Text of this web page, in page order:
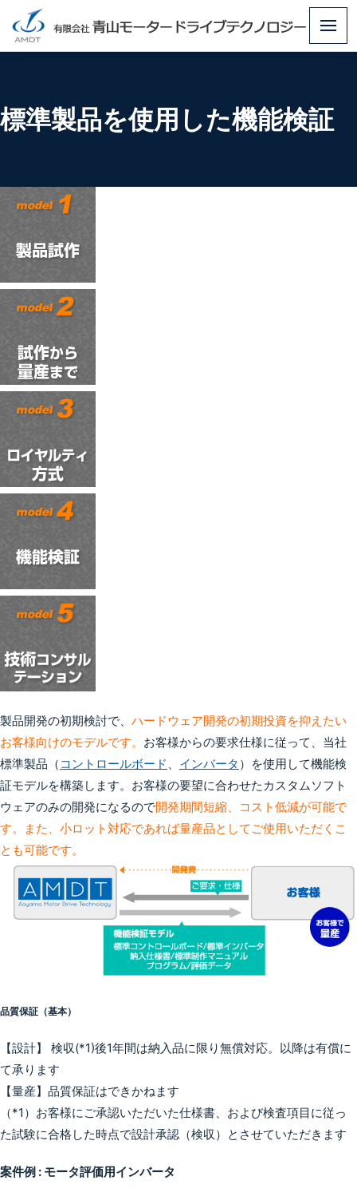
メ
標準製品を使用した機能検証
製品開発の初期検討で、 ハードウェア開発の初期投資を抑えたい
お客様向けのモデルです。 お客様からの要求仕様に従って、当社
標準製品（ コントロールボード 、 インバータ ）を使用して機能検
証モデルを構築します。お客様の要望に合わせたカスタムソフト
ウェアのみの開発になるので開発期間短縮、コスト低減が可能で
す。また、小ロット対応であれば量産品としてご使用いただくこ
とも可能です。
品質保証（基本）
【設計】 検収(*1)後1年間は納入品に限り無償対応。以降は有償に
て承ります
【量産】品質保証はできかねます
（*1）お客様にご承認いただいた仕様書、および検査項目に従っ
た試験に合格した時点で設計承認（検収）とさせていただきます
案件例 : モータ評価用インバータ